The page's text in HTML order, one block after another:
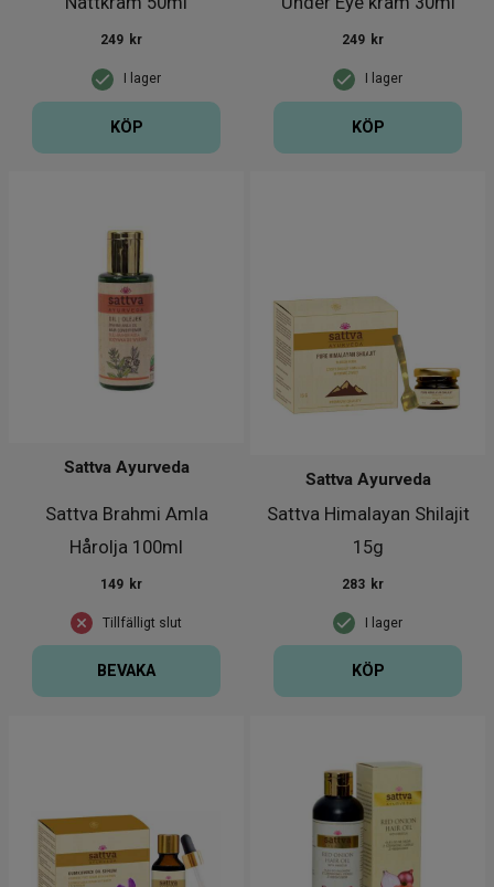
I lager
249 kr
KÖP
I lager
249 kr
KÖP
Sattva Brahmi Amla
Hårolja 100ml
Sattva Ayurveda
Tillfälligt slut
149 kr
BEVAKA
Sattva Himalayan Shilajit
15g
Sattva Ayurveda
I lager
283 kr
KÖP